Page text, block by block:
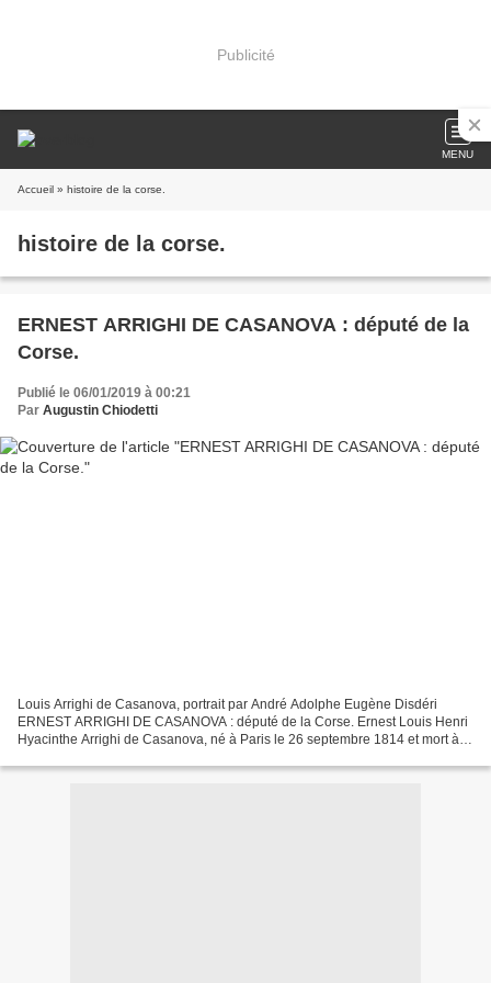
Publicité
MENU
Accueil » histoire de la corse.
histoire de la corse.
ERNEST ARRIGHI DE CASANOVA : député de la
Corse.
Publié le 06/01/2019 à 00:21
Par Augustin Chiodetti
Louis Arrighi de Casanova, portrait par André Adolphe Eugène Disdéri
ERNEST ARRIGHI DE CASANOVA : député de la Corse. Ernest Louis Henri
Hyacinthe Arrighi de Casanova, né à Paris le 26 septembre 1814 et mort à